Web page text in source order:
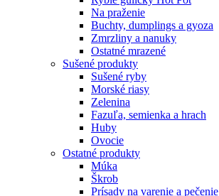
Na praženie
Buchty, dumplings a gyoza
Zmrzliny a nanuky
Ostatné mrazené
Sušené produkty
Sušené ryby
Morské riasy
Zelenina
Fazuľa, semienka a hrach
Huby
Ovocie
Ostatné produkty
Múka
Škrob
Prísady na varenie a pečenie